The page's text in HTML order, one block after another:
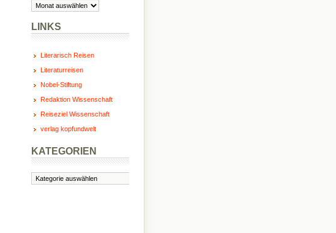
Archiv
LINKS
Literarisch Reisen
Literaturreisen
Nobel-Stiftung
Redaktion Wissenschaft
Reiseziel Wissenschaft
verlag kopfundwelt
KATEGORIEN
Kategorien